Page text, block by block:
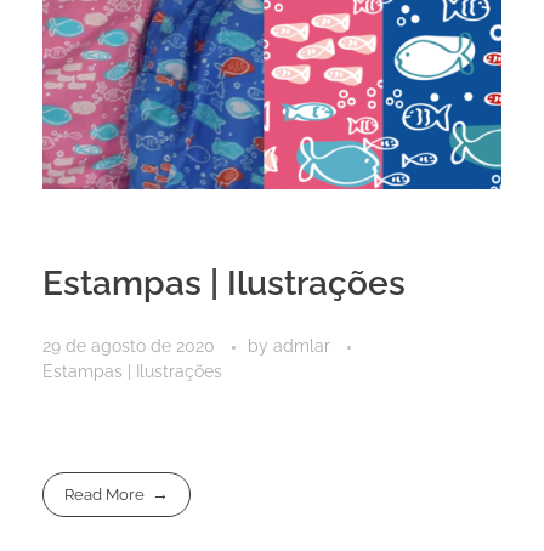
Estampas | Ilustrações
29 de agosto de 2020 by admlar
Estampas | Ilustrações
Read More